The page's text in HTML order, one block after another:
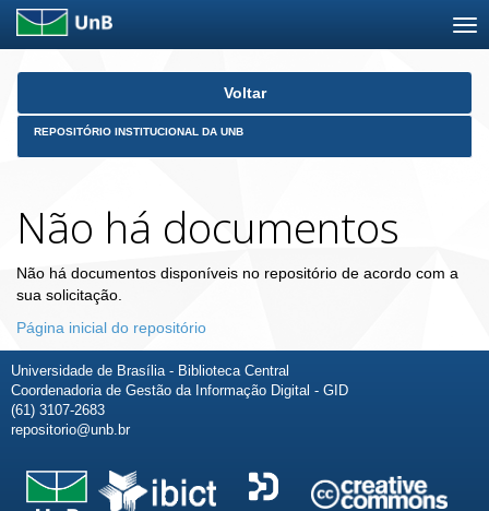
Skip
Voltar
REPOSITÓRIO INSTITUCIONAL DA UNB
Não há documentos
Não há documentos disponíveis no repositório de acordo com a
sua solicitação.
Página inicial do repositório
Universidade de Brasília - Biblioteca Central
Coordenadoria de Gestão da Informação Digital - GID
(61) 3107-2683
repositorio@unb.br